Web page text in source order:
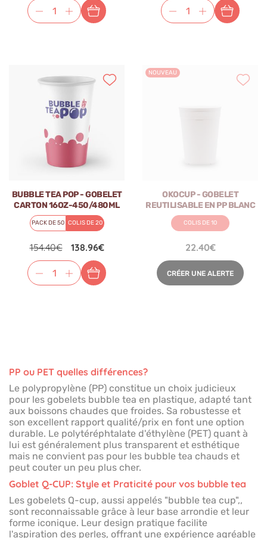
BUBBLE TEA POP - GOBELET
CARTON 16OZ-450/480ML
Ø90MM x50
PACK DE 50 COLIS DE 20
154.40€ 138.96€
NOUVEAU
OKOCUP - GOBELET
REUTILISABLE EN PP BLANC
11OZ-320ML Ø80MM x1
COLIS DE 10
22.40€
CRÉER UNE ALERTE
PP ou PET quelles différences?
Le polypropylène (PP) constitue un choix judicieux
pour les gobelets bubble tea en plastique, adapté tant
aux boissons chaudes que froides. Sa robustesse et
son excellent rapport qualité/prix en font une option
durable. Le polytéréphtalate d'éthylène (PET) quant à
lui est généralement plus transparent et esthétique
mais ne convient pas pour les bubble tea chauds et
peut couter un peu plus cher.
Goblet Q-CUP: Style et Praticité pour vos bubble tea
Les gobelets Q-cup, aussi appelés "bubble tea cup",,
sont reconnaissable grâce à leur base arrondie et leur
forme iconique. Leur design pratique facilite
l'aspiration des perles, offrant une expérience agréable